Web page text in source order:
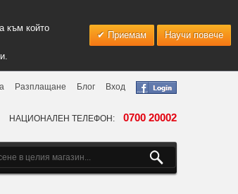
към който
Приемам Научи повече
Разплащане Блог Вход
НАЦИОНАЛЕН ТЕЛЕФОН: 0700 20002